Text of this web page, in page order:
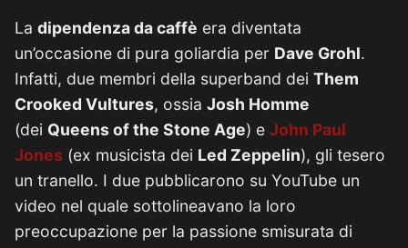
La dipendenza da caffè era diventata
un’occasione di pura goliardia per Dave Grohl.
Infatti, due membri della superband dei Them
Crooked Vultures, ossia Josh Homme
(dei Queens of the Stone Age) e John Paul
Jones (ex musicista dei Led Zeppelin), gli tesero
un tranello. I due pubblicarono su YouTube un
video nel quale sottolineavano la loro
preoccupazione per la passione smisurata di